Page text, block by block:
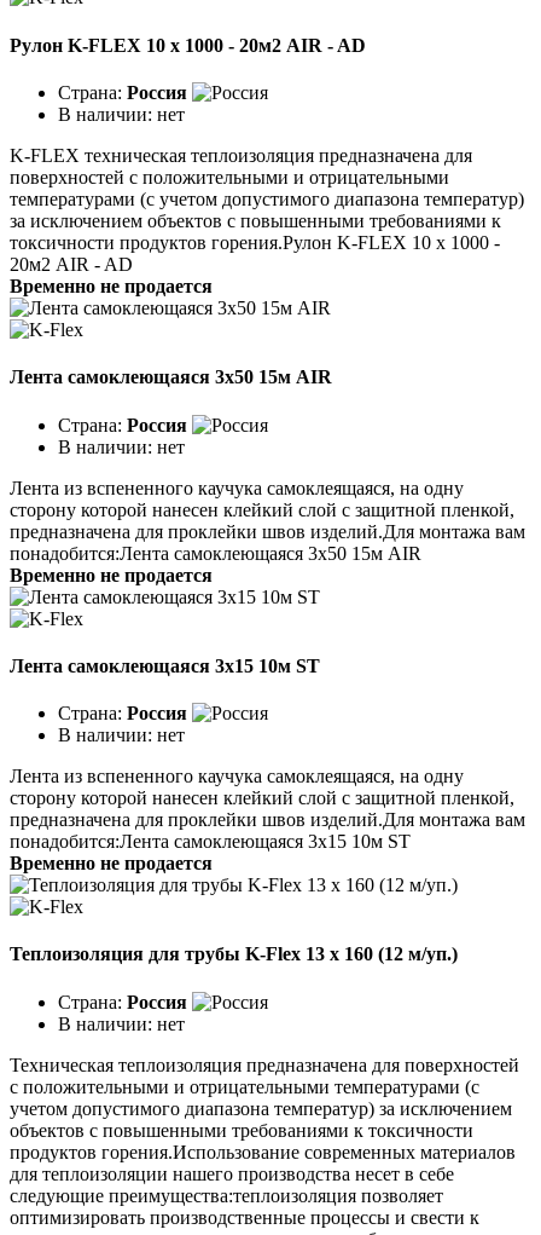
Рулон K-FLEX 10 x 1000 - 20м2 AIR - AD
Страна: Россия
В наличии: нет
K-FLEX техническая теплоизоляция предназначена для
поверхностей с положительными и отрицательными
температурами (с учетом допустимого диапазона температур)
за исключением объектов с повышенными требованиями к
токсичности продуктов горения.Рулон K-FLEX 10 x 1000 -
20м2 AIR - AD
Временно не продается
Лента самоклеющаяся 3x50 15м AIR
Страна: Россия
В наличии: нет
Лента из вспененного каучука самоклеящаяся, на одну
сторону которой нанесен клейкий слой с защитной пленкой,
предназначена для проклейки швов изделий.Для монтажа вам
понадобится:Лента самоклеющаяся 3х50 15м AIR
Временно не продается
Лента самоклеющаяся 3x15 10м ST
Страна: Россия
В наличии: нет
Лента из вспененного каучука самоклеящаяся, на одну
сторону которой нанесен клейкий слой с защитной пленкой,
предназначена для проклейки швов изделий.Для монтажа вам
понадобится:Лента самоклеющаяся 3х15 10м ST
Временно не продается
Теплоизоляция для трубы K-Flex 13 х 160 (12 м/уп.)
Страна: Россия
В наличии: нет
Техническая теплоизоляция предназначена для поверхностей
с положительными и отрицательными температурами (с
учетом допустимого диапазона температур) за исключением
объектов с повышенными требованиями к токсичности
продуктов горения.Использование современных материалов
для теплоизоляции нашего производства несет в себе
следующие преимущества:теплоизоляция позволяет
оптимизировать производственные процессы и свести к